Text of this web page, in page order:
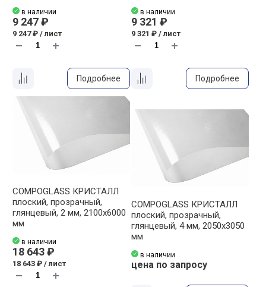
в наличии
9 247 ₽
9 247 ₽ / лист
Подробнее
в наличии
9 321 ₽
9 321 ₽ / лист
Подробнее
COMPOGLASS КРИСТАЛЛ
плоский, прозрачный,
глянцевый, 2 мм, 2100х6000
мм
в наличии
18 643 ₽
18 643 ₽ / лист
COMPOGLASS КРИСТАЛЛ
плоский, прозрачный,
глянцевый, 4 мм, 2050х3050
мм
в наличии
цена по запросу